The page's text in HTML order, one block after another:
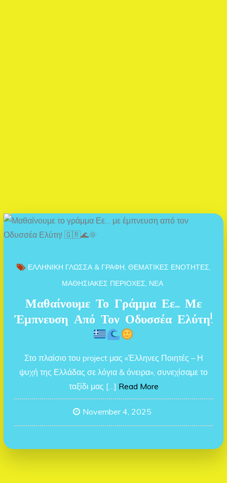
ΕΛΛΗΝΙΚΗ ΓΛΩΣΣΑ & ΓΡΑΦΗ ΘΕΜΑΤΙΚΕΣ ΕΝΟΤΗΤΕΣ
ΜΑΘΗΣΙΑΚΕΣ ΠΕΡΙΟΧΕΣ ΝΕΑ
Μαθαίνουμε Το Γράμμα Εε… Με
Έμπνευση Από Τον Οδυσσέα Ελύτη!
Στο πλαίσιο του project μας «Έλληνες Ποιητές – Η
ψυχή της Ελλάδας σε λόγια & όνειρα», συνεχίσαμε το
ταξίδι μας […] Read More
November 4, 2025